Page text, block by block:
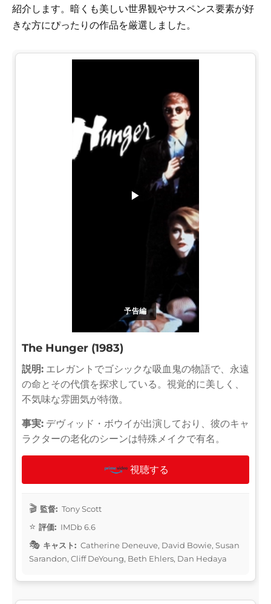
紹介します。暗くも美しい世界観やサスペンス要素が好
きな方にぴったりの作品を厳選しました。
予告編
▶
The Hunger (1983)
説明: エレガントでゴシックな吸血鬼の物語で、永遠
の命とその代償を探求している。視覚的に美しく、
不気味な雰囲気が特徴。
事実: デヴィッド・ボウイが出演しており、彼のキャ
ラクターの老化のシーンは特殊メイクで有名。
視聴する
監督: Tony Scott
評価: IMDb 6.6
キャスト: Catherine Deneuve, David Bowie, Susan
Sarandon, Cliff DeYoung, Beth Ehlers, Dan Hedaya